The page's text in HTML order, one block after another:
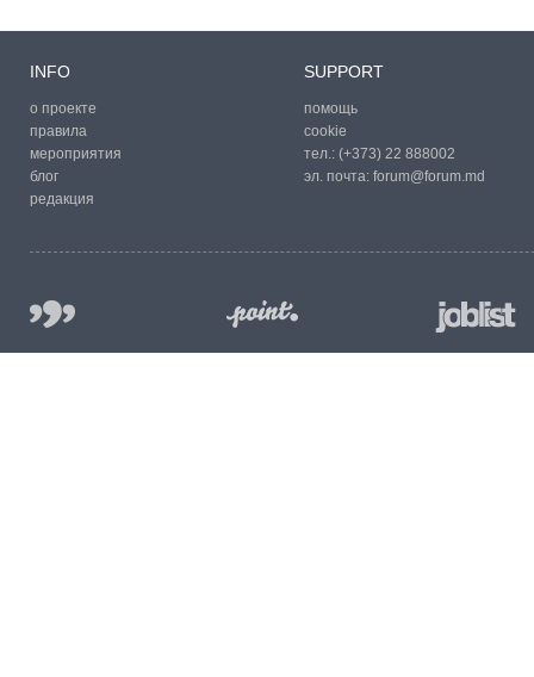
INFO
о проекте
правила
мероприятия
блог
редакция
SUPPORT
помощь
cookie
тел.: (+373) 22 888002
эл. почта: forum@forum.md